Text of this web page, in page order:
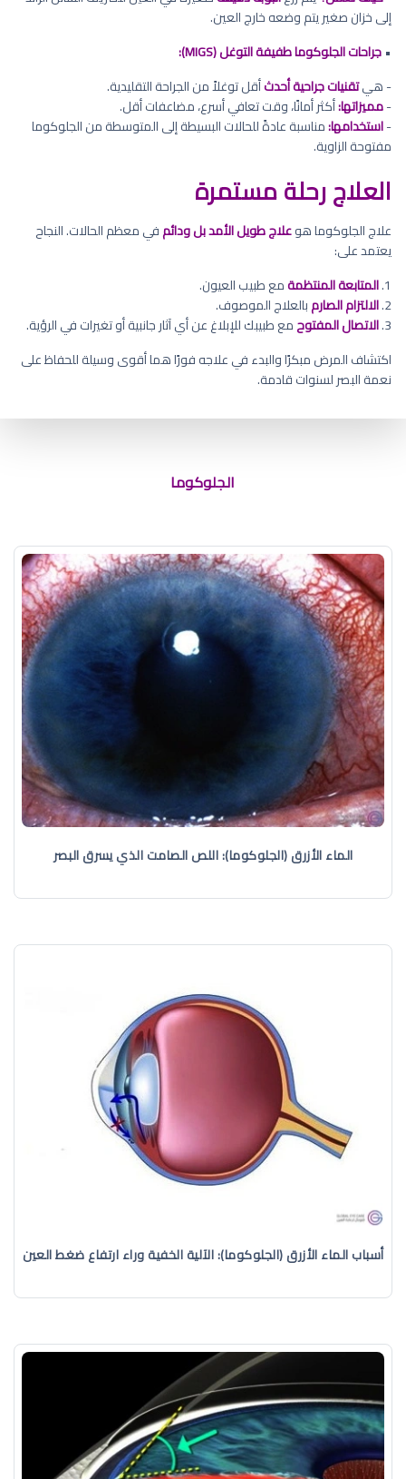
إلى خزان صغير يتم وضعه خارج العين.
•جراحات الجلوكوما طفيفة التوغل (MIGS):
- هيتقنيات جراحية أحدثأقل توغلاً من الجراحة التقليدية.
-مميزاتها:أكثر أمانًا، وقت تعافي أسرع، مضاعفات أقل.
-استخدامها:مناسبة عادةً للحالات البسيطة إلى المتوسطة من الجلوكوما
مفتوحة الزاوية.
العلاج رحلة مستمرة
علاج الجلوكوما هوعلاج طويل الأمد بل ودائمفي معظم الحالات. النجاح
يعتمد على:
1. المتابعة المنتظمةمع طبيب العيون.
2. الالتزام الصارمبالعلاج الموصوف.
3. الاتصال المفتوحمع طبيبك للإبلاغ عن أي آثار جانبية أو تغيرات في الرؤية.
اكتشاف المرض مبكرًا والبدء في علاجه فورًا هما أقوى وسيلة للحفاظ على
نعمة البصر لسنوات قادمة.
الجلوكوما
الماء الأزرق (الجلوكوما): اللص الصامت الذي يسرق البصر
أسباب الماء الأزرق (الجلوكوما): الآلية الخفية وراء ارتفاع ضغط العين